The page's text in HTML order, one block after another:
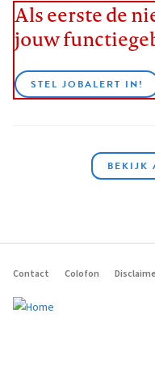
Als eerste de
jouw
STEL JOBALERT IN!
BEKIJK
Footer
navigation
Contact Colofon